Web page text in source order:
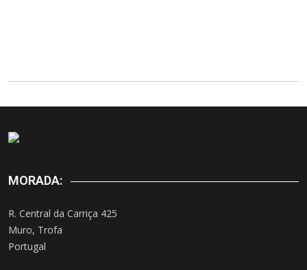
MORADA:
R. Central da Carriça 425
Muro, Trofa
Portugal